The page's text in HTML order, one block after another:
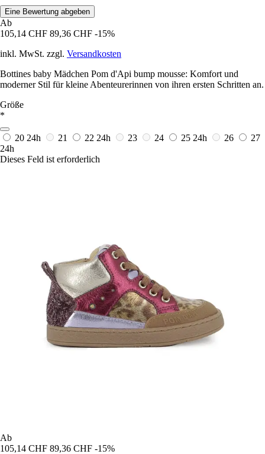
Eine Bewertung abgeben
Ab
105,14 CHF 89,36 CHF -15%
inkl. MwSt. zzgl. Versandkosten
Bottines baby Mädchen Pom d'Api bump mousse: Komfort und
moderner Stil für kleine Abenteurerinnen von ihren ersten Schritten an.
Größe
*
20 24h 21 22 24h 23 24 25 24h 26
27
24h
Dieses Feld ist erforderlich
Ab
105,14 CHF 89,36 CHF -15%